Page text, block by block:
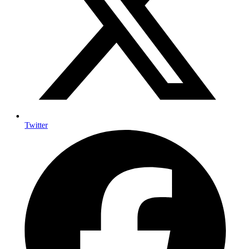
Twitter